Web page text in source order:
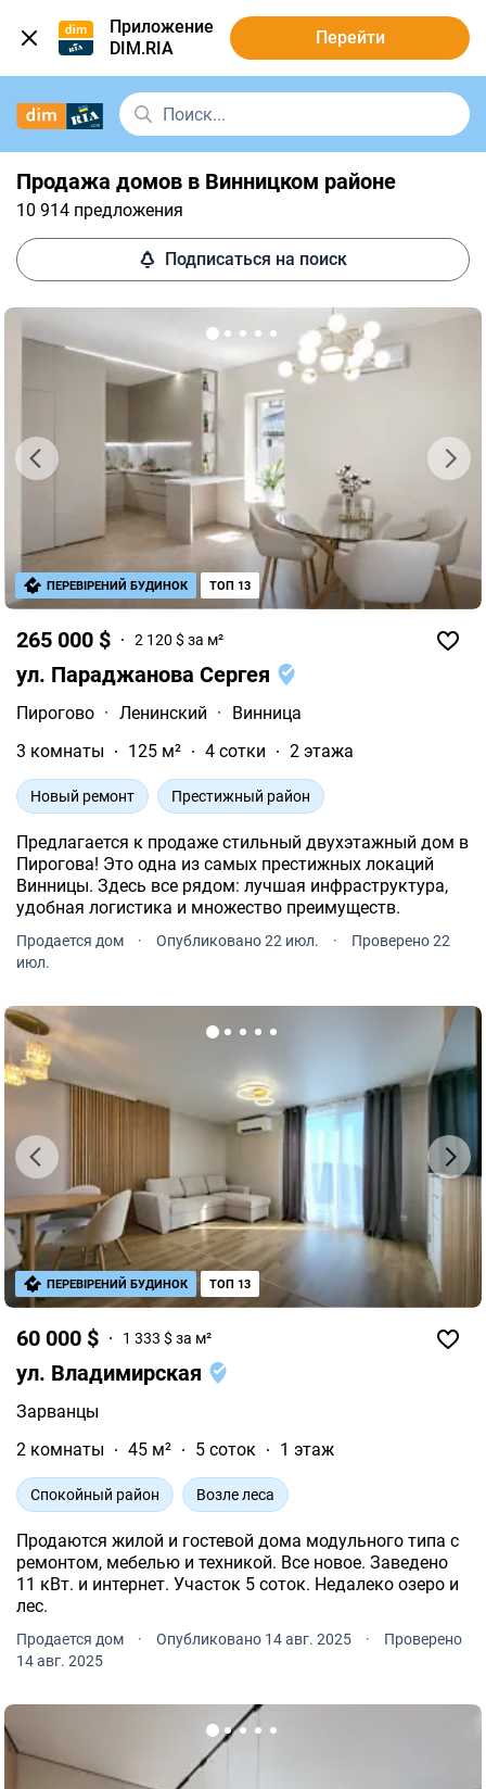
Приложение
DIM.RIA
Перейти
Продажа домов в Винницком районе
10 914 предложения
Подписаться на поиск
265 000 $ 2 120 $ за м²
ул. Параджанова Сергея
Пирогово · Ленинский ·
Винница
3 комнаты
125 м² 4 сотки 2 этажа
Новый ремонт Престижный район
Предлагается к продаже стильный двухэтажный дом в
Пирогова! Это одна из самых престижных локаций
Винницы. Здесь все рядом: лучшая инфраструктура,
удобная логистика и множество преимуществ.
Продается дом · Опубликовано 22 июл. ·
Проверено 22
июл.
ПЕРЕВІРЕНИЙ БУДИНОК ТОП 13
60 000 $ 1 333 $ за м²
ул. Владимирская
Зарванцы
2 комнаты
45 м² 5 соток 1 этаж
Спокойный район Возле леса
Продаются жилой и гостевой дома модульного типа с
ремонтом, мебелью и техникой. Все новое. Заведено
11 кВт. и интернет. Участок 5 соток. Недалеко озеро и
лес.
Продается дом · Опубликовано 14 авг. 2025 ·
Проверено
14 авг. 2025
ПЕРЕВІРЕНИЙ БУДИНОК ТОП 13